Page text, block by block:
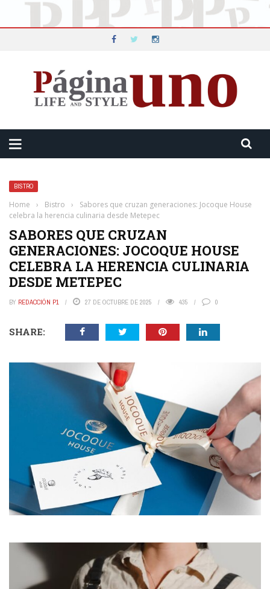
BISTRO
Home › Bistro ›
Sabores que cruzan generaciones: Jocoque House
celebra la herencia culinaria desde Metepec
SABORES QUE CRUZAN
GENERACIONES: JOCOQUE HOUSE
CELEBRA LA HERENCIA CULINARIA
DESDE METEPEC
BY REDACCIÓN P1 27 DE OCTUBRE DE 2025 435 0
SHARE: